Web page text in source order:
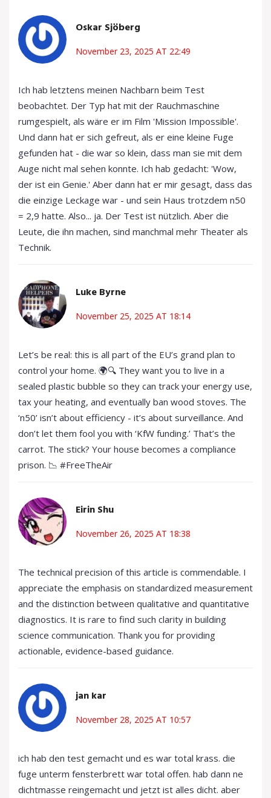
Oskar Sjöberg
November 23, 2025 AT 22:49
Ich hab letztens meinen Nachbarn beim Test
beobachtet. Der Typ hat mit der Rauchmaschine
rumgespielt, als wäre er im Film 'Mission Impossible'.
Und dann hat er sich gefreut, als er eine kleine Fuge
gefunden hat - die war so klein, dass man sie mit dem
Auge nicht mal sehen konnte. Ich hab gedacht: 'Wow,
der ist ein Genie.' Aber dann hat er mir gesagt, dass das
die einzige Leckage war - und sein Haus trotzdem n50
= 2,9 hatte. Also... ja. Der Test ist nützlich. Aber die
Leute, die ihn machen, sind manchmal mehr Theater als
Technik.
Luke Byrne
November 25, 2025 AT 18:14
Let’s be real: this is all part of the EU’s grand plan to
control your home. 🌍🔍 They want you to live in a
sealed plastic bubble so they can track your energy use,
tax your heating, and eventually ban wood stoves. The
‘n50’ isn’t about efficiency - it’s about surveillance. And
don’t let them fool you with ‘KfW funding.’ That’s the
carrot. The stick? Your house becomes a compliance
prison. 📉 #FreeTheAir
Eirin Shu
November 26, 2025 AT 18:38
The technical precision of this article is commendable. I
appreciate the emphasis on standardized measurement
and the distinction between qualitative and quantitative
diagnostics. It is rare to find such clarity in building
science communication. Thank you for providing
actionable, evidence-based guidance.
jan kar
November 28, 2025 AT 10:57
ich hab den test gemacht und es war total krass. die
fuge unterm fensterbrett war total offen. hab dann ne
dichtmasse reingemacht und jetzt ist alles dicht. aber